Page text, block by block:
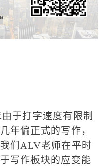
于打字速度有限制
年偏正式的写作，
们 ALV老师在平时
写作板块的应变能